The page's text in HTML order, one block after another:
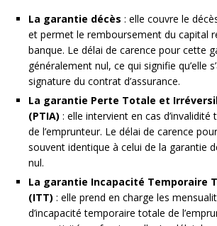
La garantie décès : elle couvre le
et permet le remboursement du capital
banque. Le délai de carence pour cette
généralement nul, ce qui signifie qu’elle
signature du contrat d’assurance.
La garantie Perte Totale et
(PTIA) : elle intervient en cas
de l’emprunteur. Le délai de carence
souvent identique à celui de la garantie
nul.
La garantie Incapacité Temporaire
(ITT) : elle prend en charge les
d’incapacité temporaire totale de